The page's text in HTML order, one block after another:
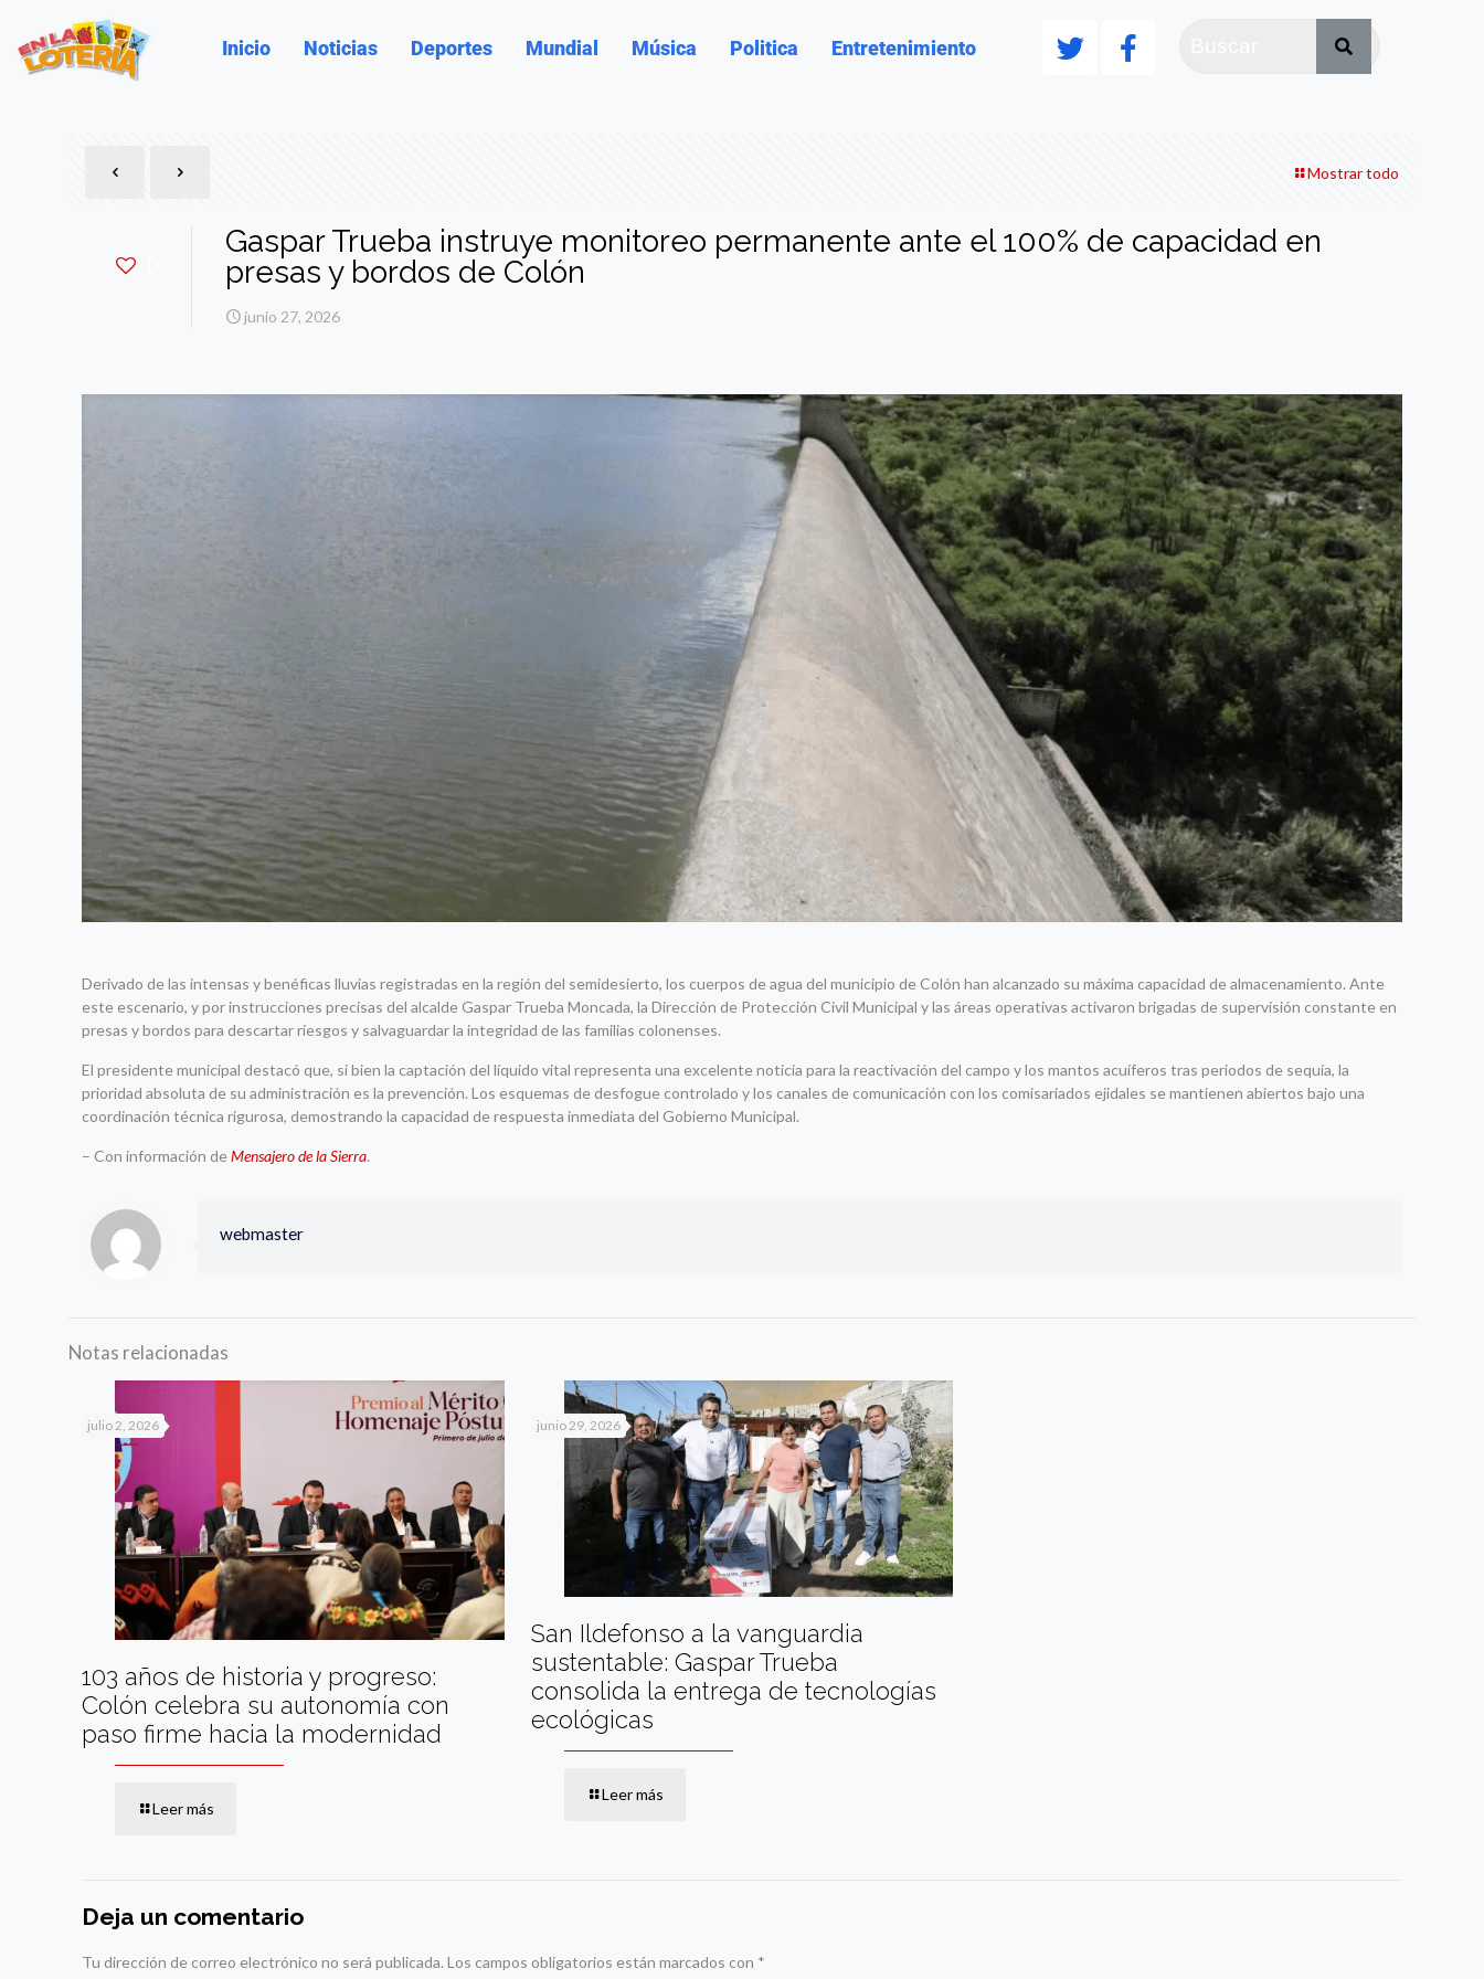
Inicio Noticias Deportes Mundial Música Politica Entretenimiento
Mostrar todo
Gaspar Trueba instruye monitoreo permanente ante el 100% de capacidad en
presas y bordos de Colón
junio 27, 2026
Derivado de las intensas y benéficas lluvias registradas en la región del semidesierto, los cuerpos de agua del municipio de Colón han alcanzado su máxima capacidad de almacenamiento. Ante
este escenario, y por instrucciones precisas del alcalde Gaspar Trueba Moncada, la Dirección de Protección Civil Municipal y las áreas operativas activaron brigadas de supervisión constante en
presas y bordos para descartar riesgos y salvaguardar la integridad de las familias colonenses.
El presidente municipal destacó que, si bien la captación del líquido vital representa una excelente noticia para la reactivación del campo y los mantos acuíferos tras periodos de sequía, la
prioridad absoluta de su administración es la prevención. Los esquemas de desfogue controlado y los canales de comunicación con los comisariados ejidales se mantienen abiertos bajo una
coordinación técnica rigurosa, demostrando la capacidad de respuesta inmediata del Gobierno Municipal.
– Con información deMensajero de la Sierra.
webmaster
Notas relacionadas
julio 2, 2026
103 años de historia y progreso:
Colón celebra su autonomía con
paso firme hacia la modernidad
Leer más
junio 29, 2026
San Ildefonso a la vanguardia
sustentable: Gaspar Trueba
consolida la entrega de tecnologías
ecológicas
Leer más
Deja un comentario
Tu dirección de correo electrónico no será publicada. Los campos obligatorios están marcados con *